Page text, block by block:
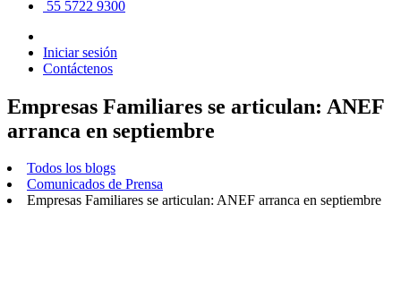
55 5722 9300
Iniciar sesión
Contáctenos
Empresas Familiares se articulan: ANEF
arranca en septiembre
Todos los blogs
Comunicados de Prensa
Empresas Familiares se articulan: ANEF arranca en septiembre